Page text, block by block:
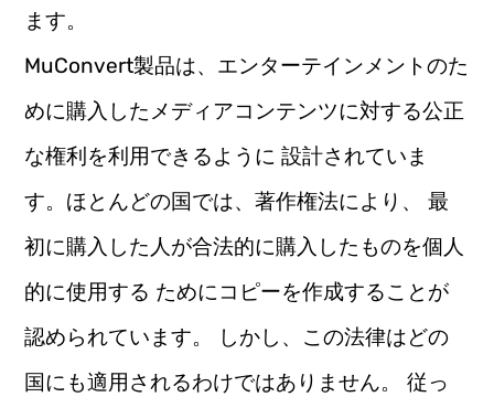
ます。
MuConvert製品は、エンターテインメントのた
めに購入したメディアコンテンツに対する公正
な権利を利用できるように 設計されていま
す。ほとんどの国では、著作権法により、 最
初に購入した人が合法的に購入したものを個人
的に使用する ためにコピーを作成することが
認められています。 しかし、この法律はどの
国にも適用されるわけではありません。 従っ